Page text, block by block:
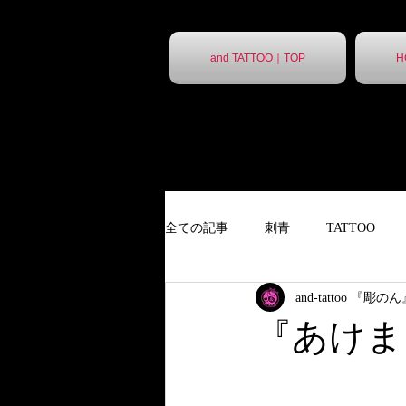
and TATTOO｜TOP
全ての記事 刺青 TATTOO
タトゥー ポス
『あけ
and-tattoo 『彫のん